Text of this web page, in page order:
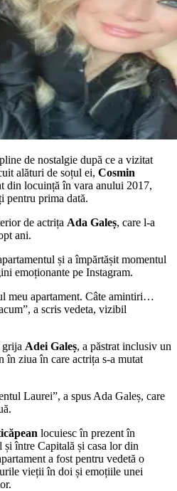
de nostalgie după ce a vizitat
alături de soțul ei, Cosmin
din locuință în vara anului 2017,
pentru prima dată.
de actrița Ada Galeș, care l-a
ani.
și a împărtășit momentul
emoționante pe Instagram.
meu apartament. Câte amintiri…
a scris vedeta, vizibil
grija Adei Galeș, a păstrat inclusiv un
în ziua în care actrița s-a mutat
Laurei”, a spus Ada Galeș, care
locuiesc în prezent în
între Capitală și casa lor din
a fost pentru vedetă o
vieții în doi și emoțiile unei